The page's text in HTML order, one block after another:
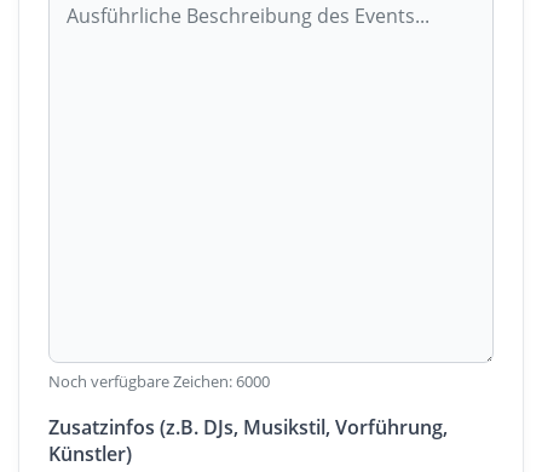
Noch verfügbare Zeichen:6000
Zusatzinfos (z.B. DJs, Musikstil, Vorführung,
Künstler)